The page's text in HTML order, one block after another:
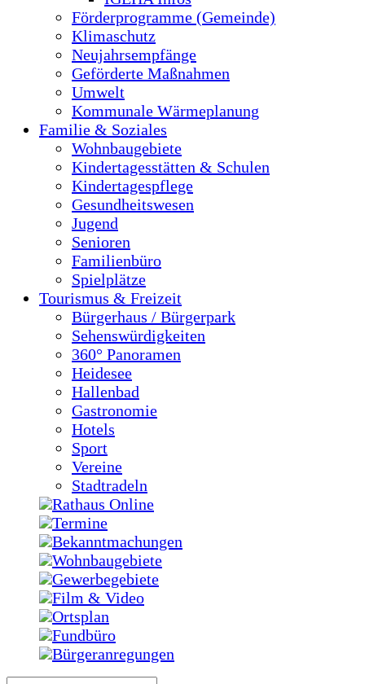
Förderprogramme (Gemeinde)
Klimaschutz
Neujahrsempfänge
Geförderte Maßnahmen
Umwelt
Kommunale Wärmeplanung
Familie & Soziales
Wohnbaugebiete
Kindertagesstätten & Schulen
Kindertagespflege
Gesundheitswesen
Jugend
Senioren
Familienbüro
Spielplätze
Tourismus & Freizeit
Bürgerhaus / Bürgerpark
Sehenswürdigkeiten
360° Panoramen
Heidesee
Hallenbad
Gastronomie
Hotels
Sport
Vereine
Stadtradeln
Rathaus Online
Termine
Bekanntmachungen
Wohnbaugebiete
Gewerbegebiete
Film & Video
Ortsplan
Fundbüro
Bürgeranregungen